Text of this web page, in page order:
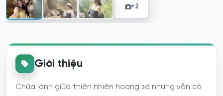
+2
Giới thiệu
Chữa lành giữa thiên nhiên hoang sơ nhưng vẫn có